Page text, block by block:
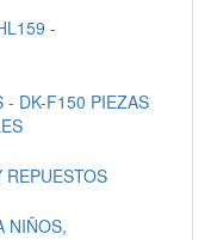
-
- DK-F150 PIEZAS
NIÑOS,